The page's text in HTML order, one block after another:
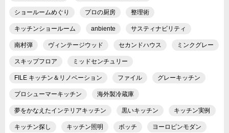
ショールームめぐり プロの厨房 整理術
キッチンショールーム anbiente サスティナビリティ
南村弾 ヴィンテージウッド セカンドハウス ミンクグレー
スキップフロア ミッドセンチュリー
FILE キッチン＆リノベーション ファイル グレーキッチン
プロシューマーキッチン 海外製冷蔵庫
夢をかなえたインテリアキッチン 黒いキッチン キッチン実例
キッチン探し キッチン照明 ボッチ ヨーロピンモダン